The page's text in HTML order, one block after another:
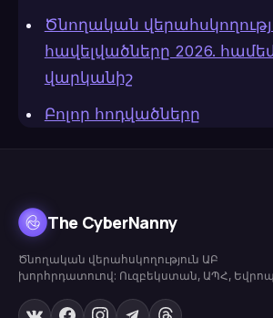
Ծնողական
հավելվածները 2026.
վարկանիշ
Բոլոր հոդվածները
The CyberNanny
Ծնողական վերահսկողություն ԱԲ
խորհրդատուով: Ուզբեկստան, ԱՊՀ,